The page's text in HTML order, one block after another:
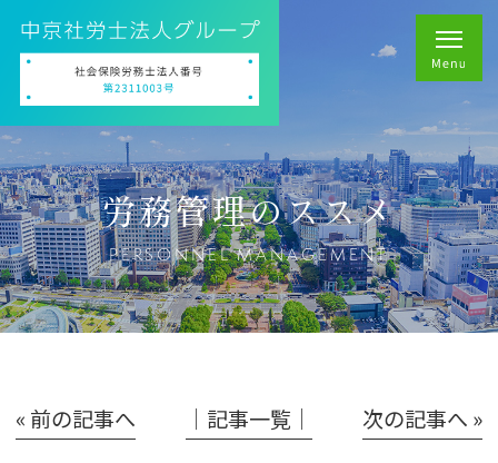
労務管理のススメ
PERSONNEL MANAGEMENT
« 前の記事へ │記事一覧│ 次の記事へ »